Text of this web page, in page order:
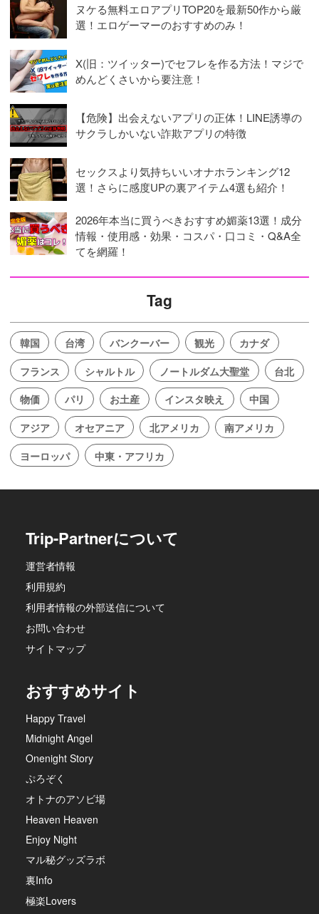
ヌケる無料エロアプリTOP20を最新50作から厳
選！エロゲーマーのおすすめのみ！
X(旧：ツイッター)でセフレを作る方法！マジで
めんどくさいから要注意！
【危険】出会えないアプリの正体！LINE誘導の
サクラしかいない詐欺アプリの特徴
セックスより気持ちいいオナホランキング12
選！さらに感度UPの裏アイテム4選も紹介！
2026年本当に買うべきおすすめ媚薬13選！成分
情報・使用感・効果・コスパ・口コミ・Q&A全
てを網羅！
Tag
韓国 台湾 バンクーバー 観光
カナダ
フランス
シャルトル ノートルダム大聖堂
台北
物価
パリ お土産 インスタ映え
中国
アジア
オセアニア 北アメリカ
南アメリカ
ヨーロッパ
中東・アフリカ
Trip-Partnerについて
運営者情報
利用規約
利用者情報の外部送信について
お問い合わせ
サイトマップ
おすすめサイト
Happy Travel
Midnight Angel
Onenight Story
ぷろぞく
オトナのアソビ場
Heaven Heaven
Enjoy Night
マル秘グッズラボ
裏Info
極楽Lovers